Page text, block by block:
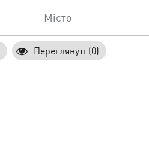
Місто
Переглянуті (0)